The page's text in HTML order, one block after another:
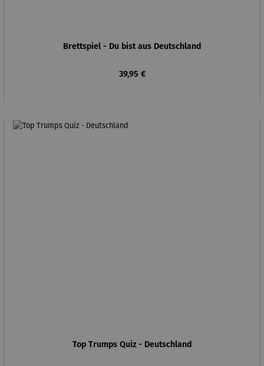
Brettspiel - Du bist aus Deutschland
Regulärer Preis:
39,95 €
Top Trumps Quiz - Deutschland